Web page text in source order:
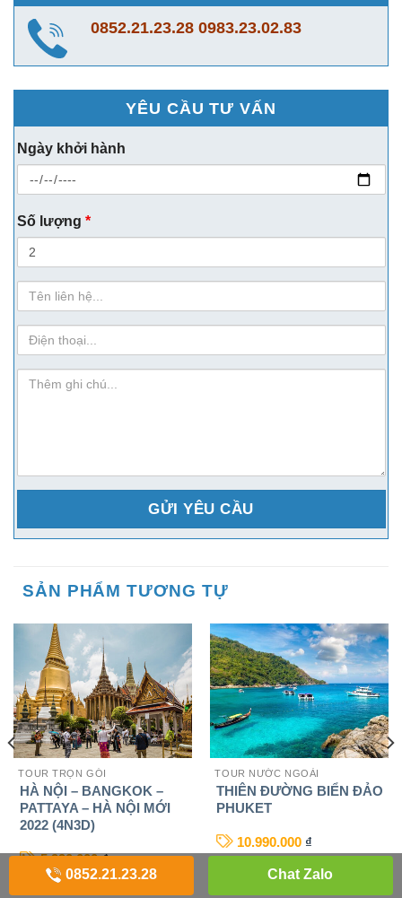
0852.21.23.28 0983.23.02.83
YÊU CẦU TƯ VẤN
Ngày khởi hành
Số lượng *
Họ
Tên
sdt
ghi-
SẢN PHẨM TƯƠNG TỰ
TOUR TRỌN GÓI
HÀ NỘI – BANGKOK –
PATTAYA – HÀ NỘI MỚI
2022 (4N3D)
5.990.000₫
TOUR NƯỚC NGOÀI
THIÊN ĐƯỜNG BIỂN ĐẢO
PHUKET
10.990.000 ₫
0852.21.23.28 Chat Zalo